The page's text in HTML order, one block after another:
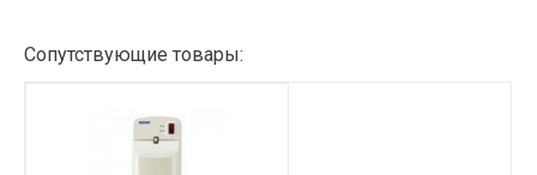
Сопутствующие товары: